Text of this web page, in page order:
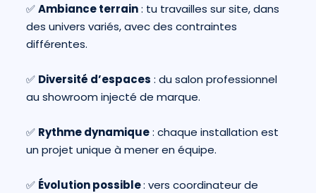
✅Ambiance terrain: tu travailles sur site, dans
des univers variés, avec des contraintes
différentes.
✅ Diversité d’espaces : du salon professionnel
au showroom injecté de marque.
✅ Rythme dynamique: chaque installation est
un projet unique à mener en équipe.
✅ Évolution possible: vers coordinateur de